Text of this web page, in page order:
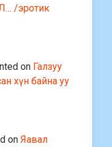
/эротик
on Галзуу
хүн байна уу
onЯавал